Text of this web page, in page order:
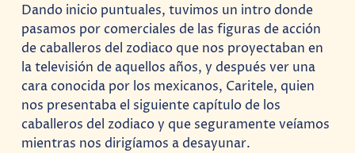
Dando inicio puntuales, tuvimos un intro donde
pasamos por comerciales de las figuras de acción
de caballeros del zodiaco que nos proyectaban en
la televisión de aquellos años, y después ver una
cara conocida por los mexicanos, Caritele, quien
nos presentaba el siguiente capítulo de los
caballeros del zodiaco y que seguramente veíamos
mientras nos dirigíamos a desayunar.